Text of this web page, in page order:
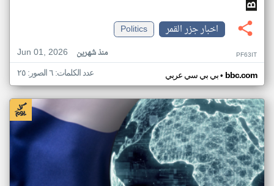
اخبار جزر القمر
Politics
Jun 01, 2026
منذ شهرين PF63IT
بي بي سي عربي• bbc.com عدد الكلمات: ٦ الصور: ٢٥